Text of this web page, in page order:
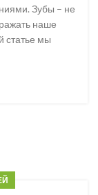
Зубы – не
наше
статье мы